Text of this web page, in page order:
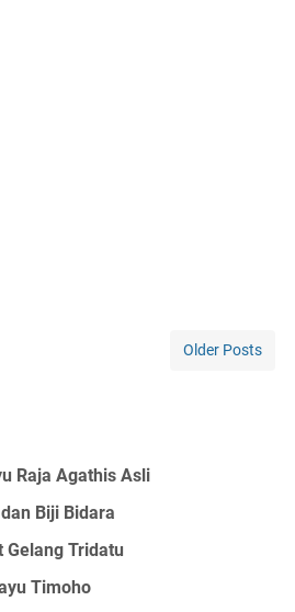
Older Posts
Raja Agathis Asli
Biji Bidara
Gelang Tridatu
Timoho